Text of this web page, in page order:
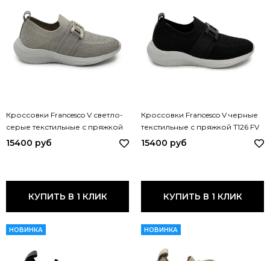
Кроссовки Francesco V светло-
серые текстильные с пряжкой
T126 FV GRIGIO
15400 руб
КУПИТЬ В 1 КЛИК
Кроссовки Francesco V черные
текстильные с пряжкой T126 FV
NERO
15400 руб
КУПИТЬ В 1 КЛИК
НОВИНКА НОВИНКА